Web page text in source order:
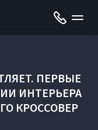
ПЕРВЫЕ
ИНТЕРЬЕРА
КРОССОВЕР